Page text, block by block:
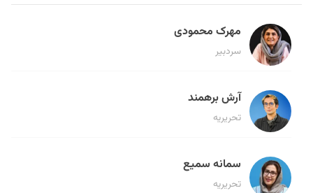
مهرک محمودی
سردبیر
آرش برهمند
تحریریه
سمانه سمیع
تحریریه